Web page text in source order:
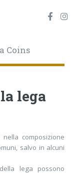
Coins
lega
composizione
salvo in alcuni
lega possono